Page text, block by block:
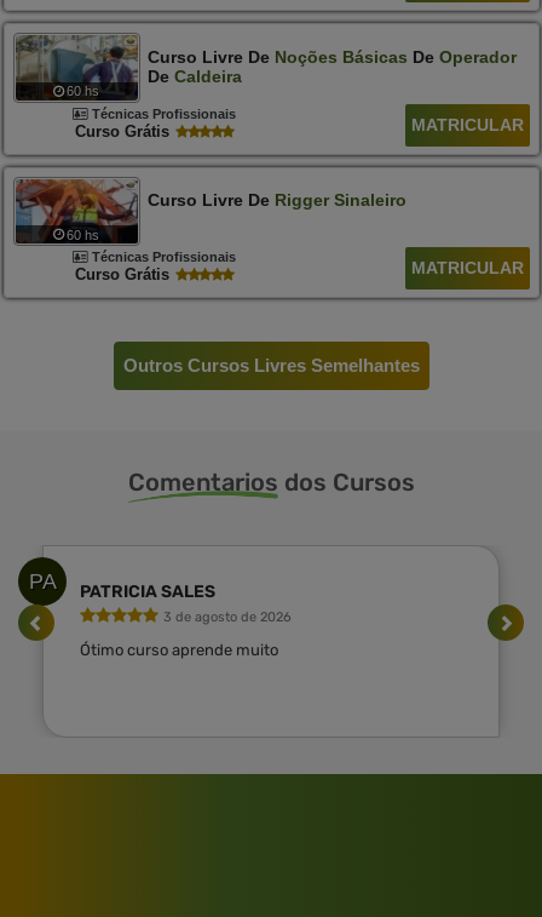
60 hs
Curso Livre De Noções Básicas De Operador
De Caldeira
Técnicas Profissionais
Curso Grátis MATRICULAR
60 hs
Curso Livre De Rigger Sinaleiro
Técnicas Profissionais
Curso Grátis MATRICULAR
Outros Cursos Livres Semelhantes
Comentarios dos Cursos
PA PATRICIA SALES
3 de agosto de 2026
Ótimo curso aprende muito